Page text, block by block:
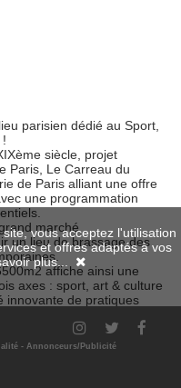
parisien dédié au Sport,
siècle, projet
Paris, Le Carreau du
de Paris alliant une offre
une programmation
marché
un lieu de brassage des
affiche ainsi une
axes : sport, art & culture
innovante de pratiques
des Templiers aux
sera le lieu du «
- Annonceurs/Publicité
vous acceptez l'utilisation
et offres adaptés à vos
plus...